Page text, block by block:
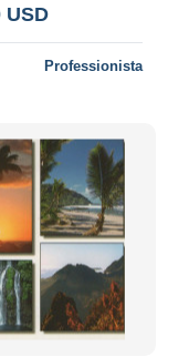
USD
Professionista